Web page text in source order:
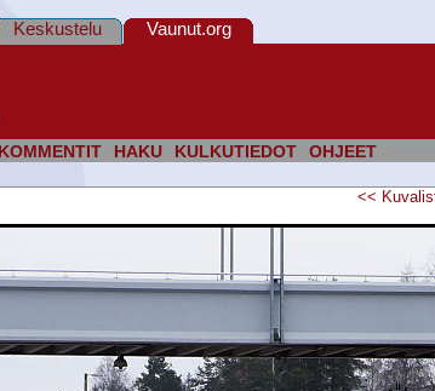
KOMMENTIT HAKU KULKUTIEDOT OHJEET
Keskustelu Vaunut.org
<<